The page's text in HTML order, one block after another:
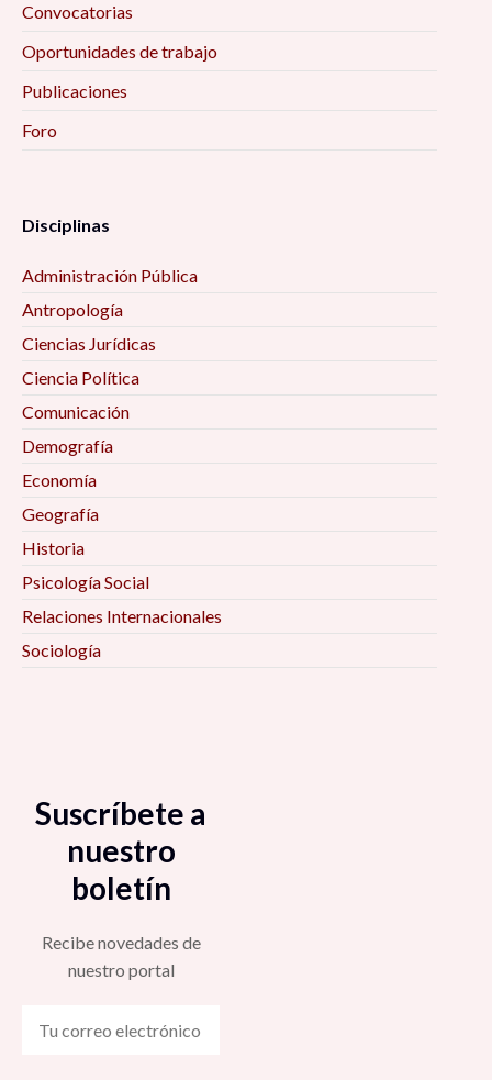
Convocatorias
Oportunidades de trabajo
Publicaciones
Foro
Disciplinas
Administración Pública
Antropología
Ciencias Jurídicas
Ciencia Política
Comunicación
Demografía
Economía
Geografía
Historia
Psicología Social
Relaciones Internacionales
Sociología
Suscríbete a
nuestro
boletín
Recibe novedades de
nuestro portal